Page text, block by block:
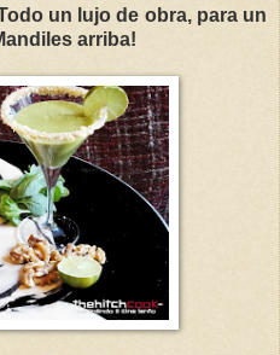
un lujo de obra, para un
arriba!